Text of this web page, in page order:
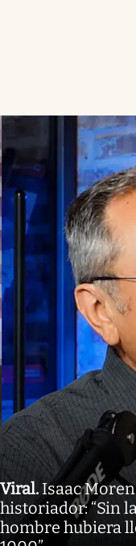
Viral. Isaac
historiador: “Sin
hombre hubiera